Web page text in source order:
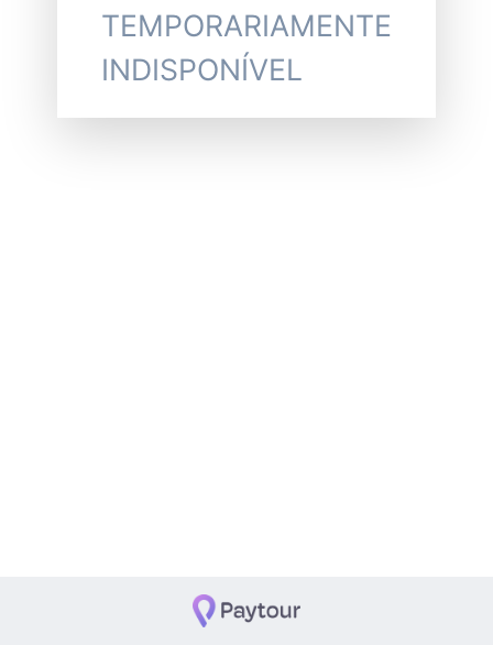
TEMPORARIAMENTE
INDISPONÍVEL